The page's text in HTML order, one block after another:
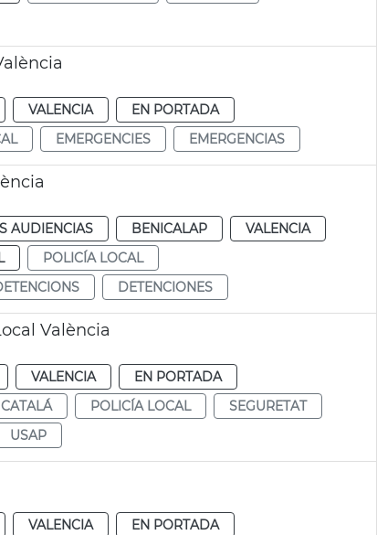
VALENCIA
EN PORTADA
EMERGENCIES EMERGENCIAS
AUDIENCIAS BENICALAP
VALENCIA
POLICÍA LOCAL
DETENCIONES
València
VALENCIA
EN PORTADA
POLICÍA LOCAL
SEGURETAT
USAP
VALENCIA EN PORTADA